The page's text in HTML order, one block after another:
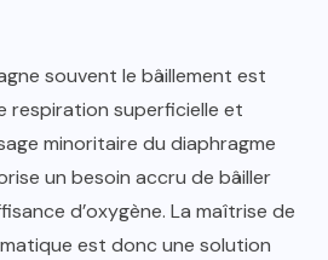
souvent le bâillement est
respiration superficielle et
minoritaire du diaphragme
un besoin accru de bâiller
d’oxygène. La maîtrise de
est donc une solution